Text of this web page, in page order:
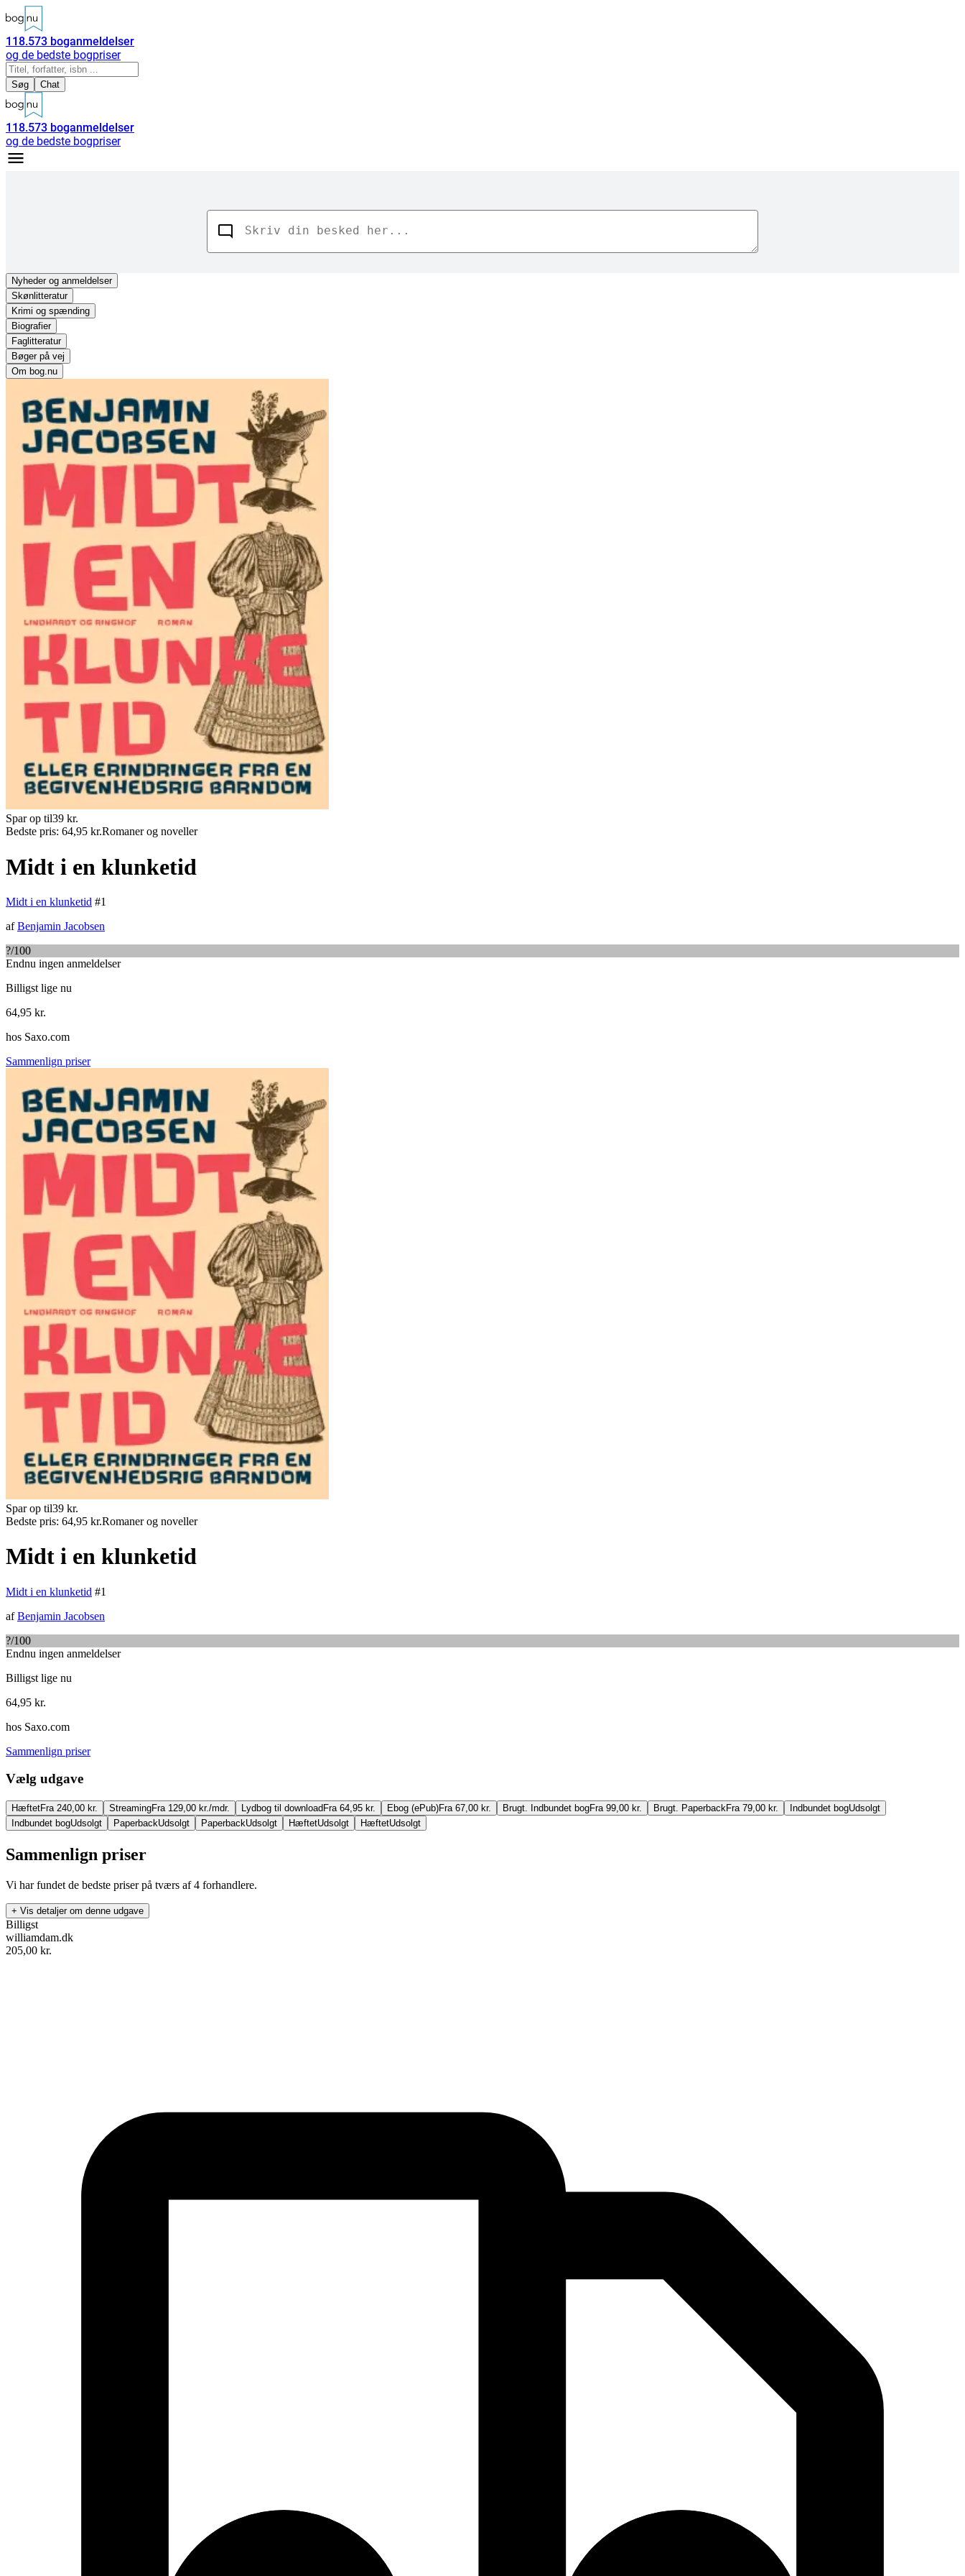
118.573 boganmeldelser
og de bedste bogpriser
Søg Chat
118.573 boganmeldelser
og de bedste bogpriser
Nyhederog anmeldelser
Skønlitteratur
Krimi og spænding
Biografier
Faglitteratur
Bøger på vej
Om bog.nu
Spar op til39 kr.
Bedste pris: 64,95 kr.Romaner og noveller
Midt i en klunketid
Midt i en klunketid #1
afBenjamin Jacobsen
?/100
Endnu ingen anmeldelser
Billigst lige nu
64,95 kr.
hos Saxo.com
Sammenlign priser
Spar op til39 kr.
Bedste pris: 64,95 kr.Romaner og noveller
Midt i en klunketid
Midt i en klunketid #1
afBenjamin Jacobsen
?/100
Endnu ingen anmeldelser
Billigst lige nu
64,95 kr.
hos Saxo.com
Sammenlign priser
Vælg udgave
HæftetFra 240,00 kr. StreamingFra 129,00 kr./mdr. Lydbog til download Fra 64,95 kr. Ebog (ePub)Fra 67,00 kr. Brugt. Indbundet bogFra 99,00 kr. Brugt. PaperbackFra 79,00 kr. Indbundet bogUdsolgt
Indbundet bogUdsolgt PaperbackUdsolgt PaperbackUdsolgt HæftetUdsolgt HæftetUdsolgt
Sammenlign priser
Vi har fundet de bedste priser på tværs af 4 forhandlere.
+ Vis detaljer om denne udgave
7. september 2017
Billigst
williamdam.dk
205,00 kr.